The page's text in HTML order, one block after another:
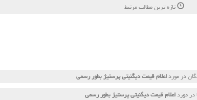
تازه ترین مطالب مرتبط
در مورداعلام قیمت دیگنیتی پرستیژ بطور رسمی
مورداعلام قیمت دیگنیتی پرستیژ بطور رسمی